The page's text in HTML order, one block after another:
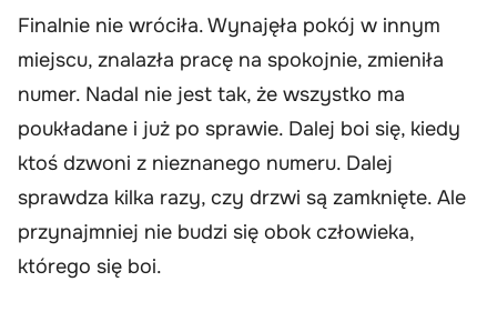
Finalnie nie wróciła. Wynajęła pokój w innym
miejscu, znalazła pracę na spokojnie, zmieniła
numer. Nadal nie jest tak, że wszystko ma
poukładane i już po sprawie. Dalej boi się, kiedy
ktoś dzwoni z nieznanego numeru. Dalej
sprawdza kilka razy, czy drzwi są zamknięte. Ale
przynajmniej nie budzi się obok człowieka,
którego się boi.